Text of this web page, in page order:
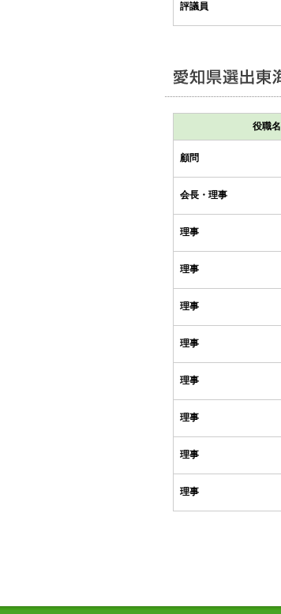
評議員
役職名
顧問
会長・理事
理事
理事
理事
理事
理事
理事
理事
理事